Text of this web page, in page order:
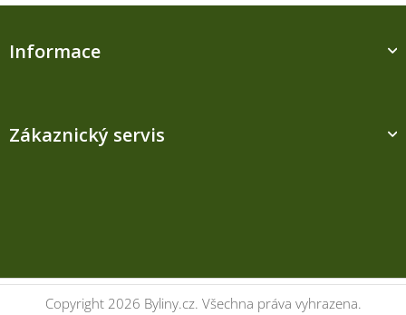
Informace
Zákaznický servis
Copyright 2026 Byliny.cz. Všechna práva vyhrazena.